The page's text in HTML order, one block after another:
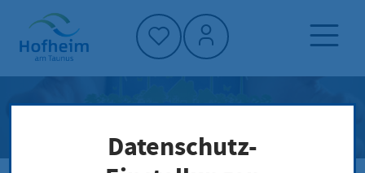
Startseite"
Klimaziel und Strategie
Datenschutz-